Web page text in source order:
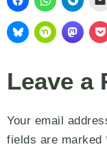
Leave a
Your email
fields are marked